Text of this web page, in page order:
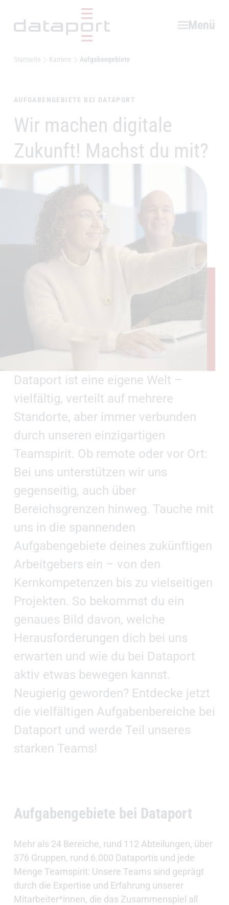
Menü
Startseite Karriere Aufgabengebiete
AUFGABENGEBIETE BEI DATAPORT
–Wir machen digitale
Zukunft! Machst du mit?
Dataport ist eine eigene Welt –
vielfältig, verteilt auf mehrere
Standorte, aber immer verbunden
durch unseren einzigartigen
Teamspirit. Ob remote oder vor Ort:
Bei uns unterstützen wir uns
gegenseitig, auch über
Bereichsgrenzen hinweg. Tauche mit
uns in die spannenden
Aufgabengebiete deines zukünftigen
Arbeitgebers ein – von den
Kernkompetenzen bis zu vielseitigen
Projekten. So bekommst du ein
genaues Bild davon, welche
Herausforderungen dich bei uns
erwarten und wie du bei Dataport
aktiv etwas bewegen kannst.
Neugierig geworden? Entdecke jetzt
die vielfältigen Aufgabenbereiche bei
Dataport und werde Teil unseres
starken Teams!
Aufgabengebiete bei Dataport
Mehr als 24 Bereiche, rund 112 Abteilungen, über
376 Gruppen, rund 6.000 Dataportis und jede
Menge Teamspirit: Unsere Teams sind geprägt
durch die Expertise und Erfahrung unserer
Mitarbeiter*innen, die das Zusammenspiel all